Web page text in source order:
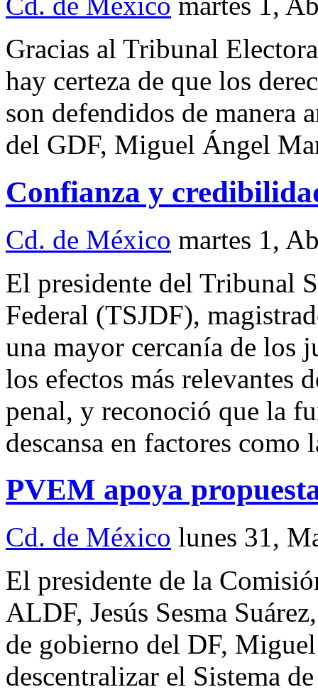
Gracias al Tribunal
hay certeza de que los
son defendidos de manera
del GDF, Miguel Ángel
Confianza y
Cd. de México martes 1,
El presidente del Tribunal
Federal (TSJDF),
una mayor cercanía de los
los efectos más relevantes
penal, y reconoció que la
descansa en factores
PVEM apoya
Cd. de México lunes 31,
El presidente de la
ALDF, Jesús Sesma
de gobierno del DF,
descentralizar el Sistema